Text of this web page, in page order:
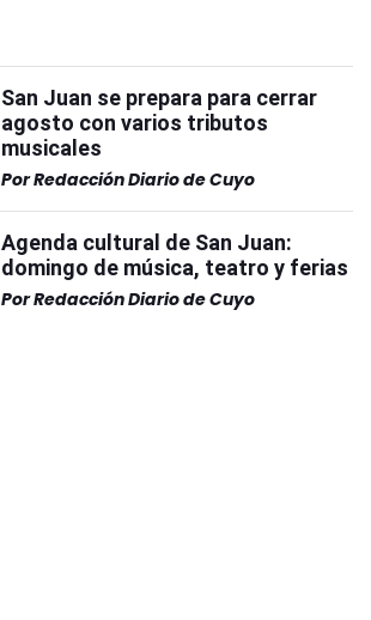
San Juan se prepara para cerrar
agosto con varios tributos
musicales
PorRedacción Diario de Cuyo
Agenda cultural de San Juan:
domingo de música, teatro y ferias
PorRedacción Diario de Cuyo